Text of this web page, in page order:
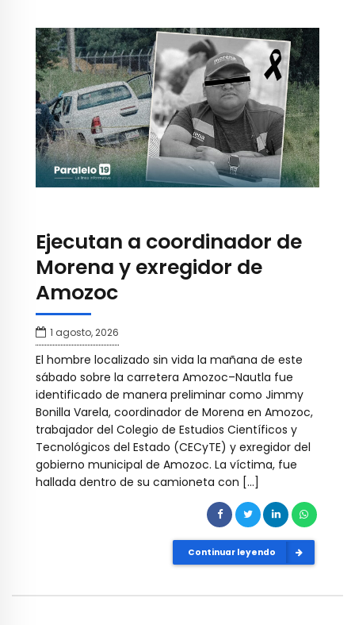
Ejecutan a coordinador de
Morena y exregidor de
Amozoc
1 agosto, 2026
El hombre localizado sin vida la mañana de este
sábado sobre la carretera Amozoc–Nautla fue
identificado de manera preliminar como Jimmy
Bonilla Varela, coordinador de Morena en Amozoc,
trabajador del Colegio de Estudios Científicos y
Tecnológicos del Estado (CECyTE) y exregidor del
gobierno municipal de Amozoc. La víctima, fue
hallada dentro de su camioneta con […]
Continuar leyendo